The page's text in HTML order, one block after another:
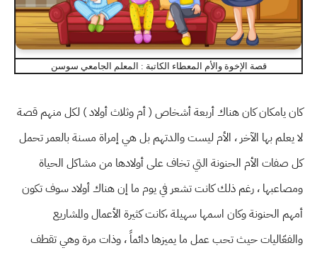
قصة الإخوة والأم المعطاء الكاتبة : المعلم الجامعي سوسن
كان يامكان كان هناك أربعة أشخاص ( أم وثلاث أولاد ) لكل منهم قصة
لا يعلم بها الآخر ، الأم ليست والدتهم بل هي إمراة مسنة بالعمر تحمل
كل صفات الأم الحنونة التي تخاف على أولادها من مشاكل الحياة
ومصاعبها ، رغم ذلك كانت تشعر في يوم ما إن هناك أولاد سوف تكون
أمهم الحنونة وكان اسمها سهيلة ،كانت كثيرة الأعمال والمشاريع
والفعّاليات حيث تحب عمل ما يميزها دائماً ، وذات مرة وهي تقطف